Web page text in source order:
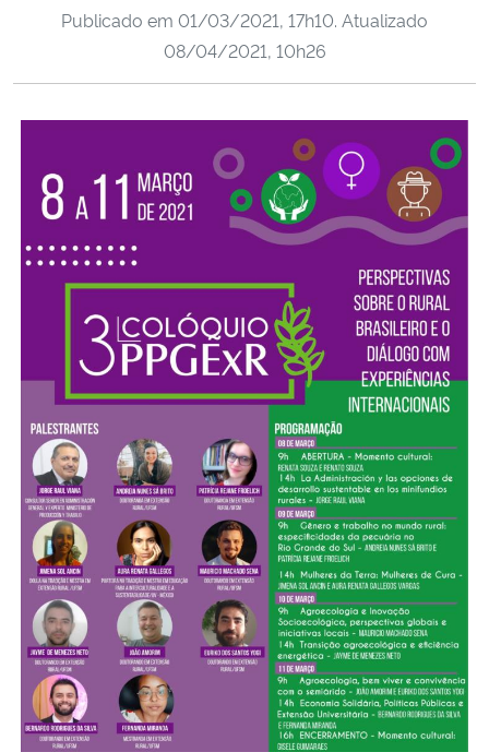
Ministério da Cidadania
Ministério da Ciência, Tecnologia, Inovações e Comunicações
Ministério do Meio Ambiente
Ministério do Desenvolvimento Regional
Controladoria-Geral da União
Ministério da Mulher, da Família e dos Direitos Humanos
Secretaria-Geral
Secretaria de Governo
Gabinete de Segurança Institucional
Advocacia-Geral da União
Publicado em 01/03/2021, 17h10. Atualizado
08/04/2021, 10h26